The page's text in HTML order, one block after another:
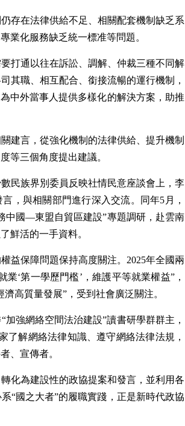
存在法律供給不足、相關配套機制缺乏系
業化服務缺乏統一標准等問題。
打通以往在訴訟、調解、仲裁三種不同解
其職、相互配合、銜接流暢的運行機制，
中外當事人提供多樣化的解決方案，助推
建言，從強化機制的法律供給、提升機制
等三個角度提出建議。
民族界別委員反映社情民意座談會上，李
，與相關部門進行深入交流。同年5月，
中國—東盟自貿區建設”專題調研，赴雲南
鮮活的一手資料。
益保障問題保持高度關注。2025年全國兩
‘第一學歷門檻’，維護平等就業權益”，
高質量發展”，受到社會廣泛關注。
強網絡空間法治建設”讀書研學群群主，
了解網絡法律知識、遵守網絡法律法規，
、宣傳者。
化為建設性的政協提案和發言，並利用各
“國之大者”的履職實踐，正是新時代政協